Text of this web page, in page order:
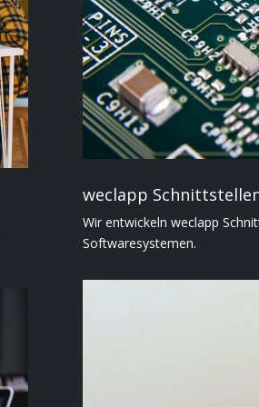
weclapp
Wir entwickeln weclapp
Softwaresystemen.